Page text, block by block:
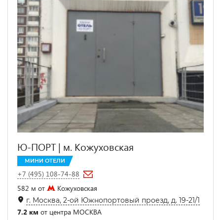
Ю-ПОРТ | м. Кожуховская
МИНИ ОТЕЛИ
+7 (495) 108-74-88
582 м от
Кожуховская
г. Москва, 2-ой Южнопортовый проезд, д. 19-21/1
7.2 км от центра МОСКВА